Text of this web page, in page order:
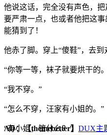
他说这话，完全没有声色，
要严肃一点，也或者他把这
能猜到了！
他赤了脚。穿上“傻鞋”，去到
“你等一等，袜子就要烘干的
“我不穿。”
“怎么不穿，汪家有小姐的。”
“有小姐，管什么？”
AD：【themebetter】 DUX主